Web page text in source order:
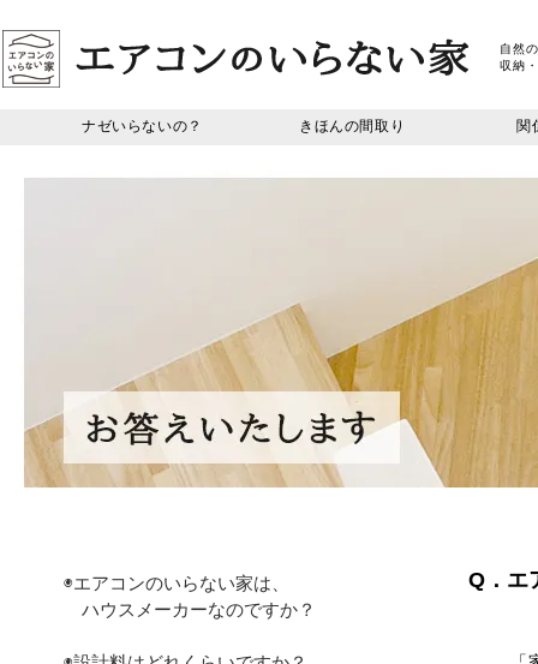
自然
収納
ナゼいらないの？ きほんの間取り 関
◉エアコンのいらない家は、
ハウスメーカーなのですか？
Q．エ